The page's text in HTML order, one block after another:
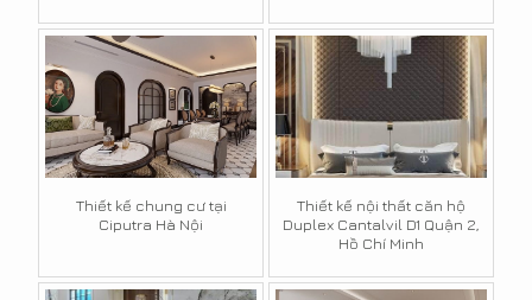
Thiết kế chung cư tại
Ciputra Hà Nội
Thiết kế nội thất căn hộ
Duplex Cantalvil D1 Quận 2,
Hồ Chí Minh